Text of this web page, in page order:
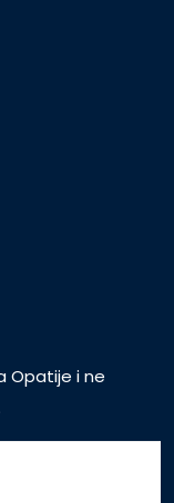
Opatije i ne